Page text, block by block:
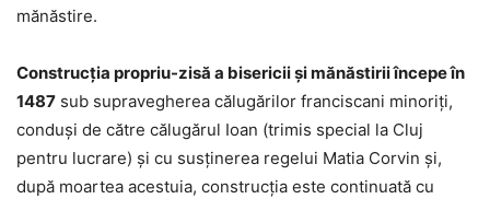
mănăstire.
Construcţia propriu-zisă a bisericii şi mănăstirii începe în
1487 sub supravegherea călugărilor franciscani minoriţi,
conduşi de către călugărul Ioan (trimis special la Cluj
pentru lucrare) şi cu susţinerea regelui Matia Corvin şi,
după moartea acestuia, construcţia este continuată cu